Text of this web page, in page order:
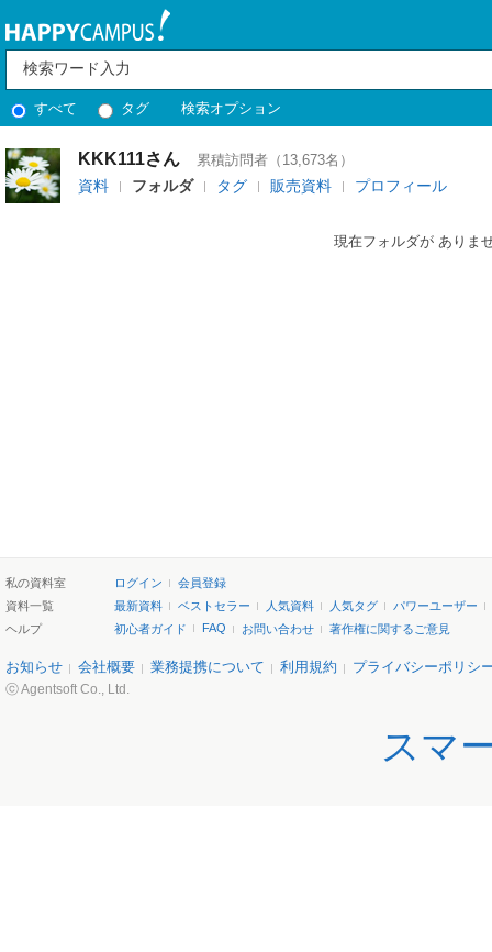
すべて タグ 検索オプション
KKK111さん 累積訪問者（13,673名）
資料 フォルダ タグ 販売資料 プロフィール
現在フォルダが ありま
私の資料室 ログイン
会員登録
資料一覧
最新資料 ベストセラー 人気資料 人気タグ
パワーユーザー
ヘルプ
初心者ガイド FAQ お問い合わせ 著作権に関するご意見
お知らせ 会社概要 業務提携について 利用規約 プライバシーポリシ
ⓒ Agentsoft Co., Ltd.
スマ